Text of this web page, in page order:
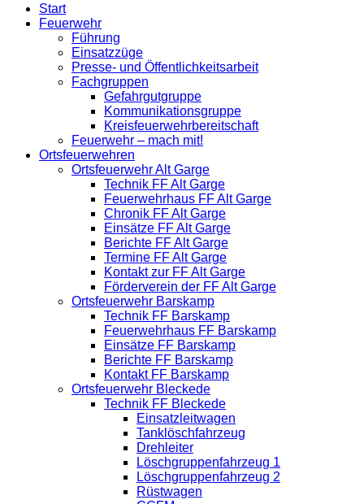
Start
Feuerwehr
Führung
Einsatzzüge
Presse- und Öffentlichkeitsarbeit
Fachgruppen
Gefahrgutgruppe
Kommunikationsgruppe
Kreisfeuerwehrbereitschaft
Feuerwehr – mach mit!
Ortsfeuerwehren
Ortsfeuerwehr Alt Garge
Technik FF Alt Garge
Feuerwehrhaus FF Alt Garge
Chronik FF Alt Garge
Einsätze FF Alt Garge
Berichte FF Alt Garge
Termine FF Alt Garge
Kontakt zur FF Alt Garge
Förderverein der FF Alt Garge
Ortsfeuerwehr Barskamp
Technik FF Barskamp
Feuerwehrhaus FF Barskamp
Einsätze FF Barskamp
Berichte FF Barskamp
Kontakt FF Barskamp
Ortsfeuerwehr Bleckede
Technik FF Bleckede
Einsatzleitwagen
Tanklöschfahrzeug
Drehleiter
Löschgruppenfahrzeug 1
Löschgruppenfahrzeug 2
Rüstwagen